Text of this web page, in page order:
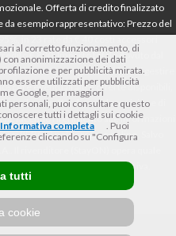
Offerta di credito finalizzato
esempio rappresentativo: Prezzo del
€ 800. Importo totale dovuto dal
prima rata a 90 giorni. Al fine di gestire
eventuali altre offerte disponibili,
il contratto, di prendere visione di
facendo riferimento alle Informazioni
(IEBCC) nel percorso online. Salvo
Il rivenditore (StayON) opera quale
Banca S.p.A., non in esclusiva.
al corretto funzionamento, di
anonimizzazione dei dati
e per pubblicità mirata.
essere utilizzati per pubblicità
Google, per maggiori
personali, puoi consultare questo
tutti i dettagli sui cookie
Informativa completa
. Puoi
cliccando su "Configura
cookie
tutti